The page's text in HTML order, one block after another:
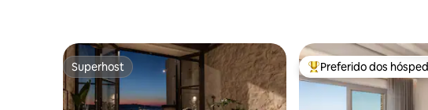
Superhost
Superhost Entre os melhores
Preferido dos